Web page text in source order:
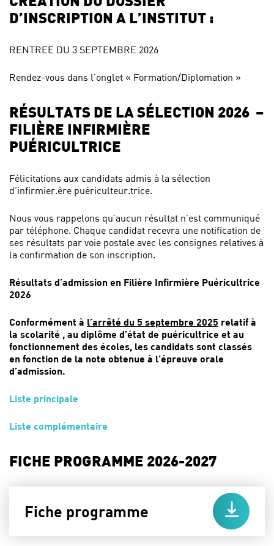
D’INSCRIPTION A L’INSTITUT :
RENTREE DU 3 SEPTEMBRE 2026
Rendez-vous dans l’onglet « Formation/Diplomation »
RÉSULTATS DE LA SÉLECTION 2026 –
FILIÈRE INFIRMIÈRE
PUÉRICULTRICE
Félicitations aux candidats admis à la sélection
d’infirmier.ère puériculteur.trice.
Nous vous rappelons qu’aucun résultat n’est communiqué
par téléphone. Chaque candidat recevra une notification de
ses résultats par voie postale avec les consignes relatives à
la confirmation de son inscription.
Résultats d’admission en Filière Infirmière Puéricultrice
2026
Conformément à l’arrêté du 5 septembre 2025 relatif à
la scolarité , au diplôme d’état de puéricultrice et au
fonctionnement des écoles, les candidats sont classés
en fonction de la note obtenue à l’épreuve orale
d’admission.
Liste principale
Liste complémentaire
FICHE PROGRAMME 2026-2027
Fiche programme